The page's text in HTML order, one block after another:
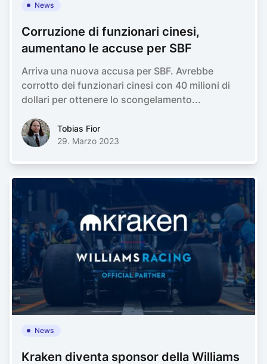
News
Corruzione di funzionari cinesi,
aumentano le accuse per SBF
Arriva una nuova accusa per SBF. Avrebbe
corrotto dei funzionari cinesi con 40 milioni di
dollari per ottenere lo scongelamento...
Tobias FiorTobias Fior
Tobias Fior
29. Marzo 2023
News
Kraken diventa sponsor della Williams